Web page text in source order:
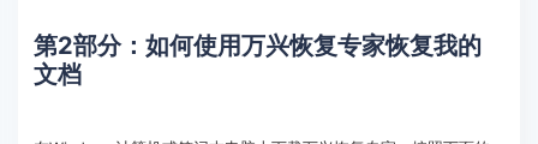
第2部分：如何使用万兴恢复专家恢复我的
文档